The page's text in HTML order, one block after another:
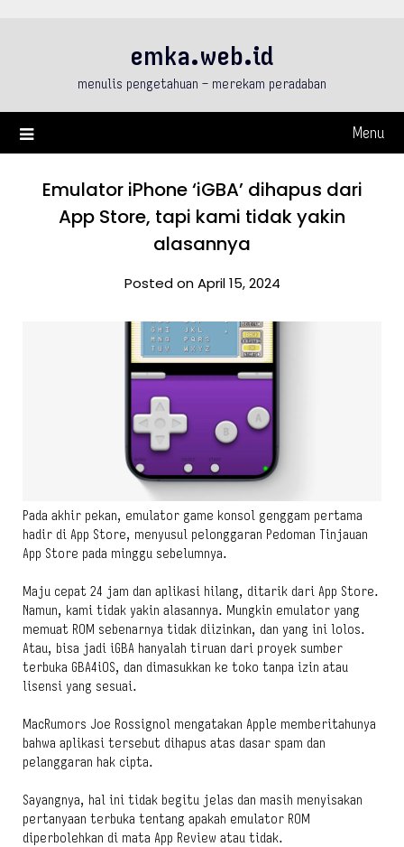
emka.web.id
menulis pengetahuan – merekam peradaban
Menu
Emulator iPhone ‘iGBA’ dihapus dari
App Store, tapi kami tidak yakin
alasannya
Posted on April 15, 2024
Pada akhir pekan, emulator game konsol genggam pertama
hadir di App Store, menyusul pelonggaran Pedoman Tinjauan
App Store pada minggu sebelumnya.
Maju cepat 24 jam dan aplikasi hilang, ditarik dari App Store.
Namun, kami tidak yakin alasannya. Mungkin emulator yang
memuat ROM sebenarnya tidak diizinkan, dan yang ini lolos.
Atau, bisa jadi iGBA hanyalah tiruan dari proyek sumber
terbuka GBA4iOS, dan dimasukkan ke toko tanpa izin atau
lisensi yang sesuai.
MacRumors Joe Rossignol mengatakan Apple memberitahunya
bahwa aplikasi tersebut dihapus atas dasar spam dan
pelanggaran hak cipta.
Sayangnya, hal ini tidak begitu jelas dan masih menyisakan
pertanyaan terbuka tentang apakah emulator ROM
diperbolehkan di mata App Review atau tidak.